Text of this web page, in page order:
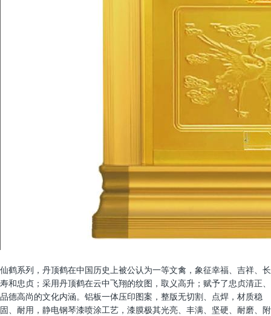
仙鹤系列，丹顶鹤在中国历史上被公认为一等文禽，象征幸福、吉祥、长
寿和忠贞；采用丹顶鹤在云中飞翔的纹图，取义高升；赋予了忠贞清正、
品德高尚的文化内涵。铝板一体压印图案，整版无切割、点焊，材质稳
固、耐用，静电钢琴漆喷涂工艺，漆膜极其光亮、丰满、坚硬、耐磨、附